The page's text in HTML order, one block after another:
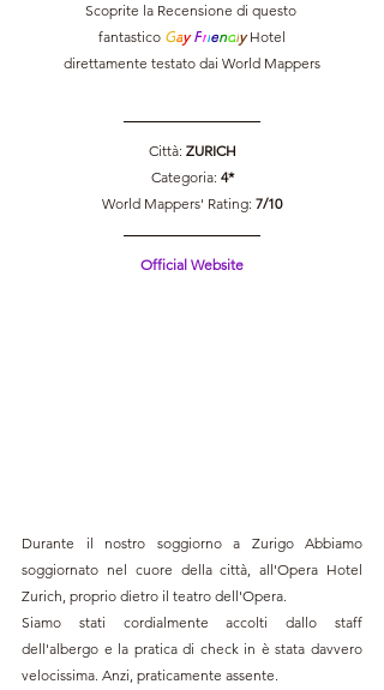
Scoprite la Recensione di questo
fantastico Gay Friendly Hotel
direttamente testato dai World Mappers
Città: ZURICH
Categoria: 4*
World Mappers' Rating: 7/10
Official Website
Durante il nostro soggiorno a Zurigo Abbiamo
soggiornato nel cuore della città, all'Opera Hotel
Zurich, proprio dietro il teatro dell'Opera.
Siamo stati cordialmente accolti dallo staff
dell'albergo e la pratica di check in è stata davvero
velocissima. Anzi, praticamente assente.